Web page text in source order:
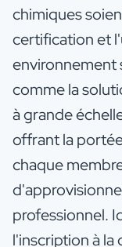
chimiques
certification et
environnement
comme la
à grande
offrant la
chaque
professionnel.
l'inscription à